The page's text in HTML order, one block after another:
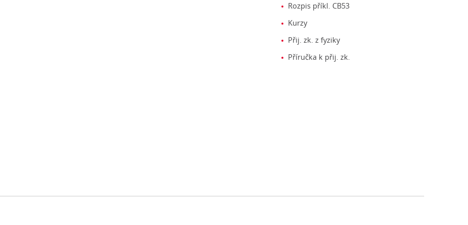
Rozpis příkl. CB53
Kurzy
Přij. zk. z fyziky
Příručka k přij. zk.